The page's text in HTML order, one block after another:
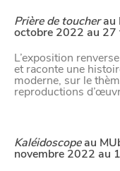
Prière de toucherau
octobre 2022 au 27
L’exposition
et raconte une
moderne, sur le
reproductions
Kaléidoscopeau
novembre 2022 au